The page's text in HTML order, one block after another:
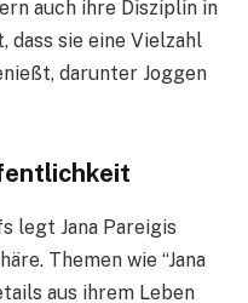
auch ihre Disziplin in
dass sie eine Vielzahl
darunter Joggen
legt Jana Pareigis
Themen wie “Jana
aus ihrem Leben